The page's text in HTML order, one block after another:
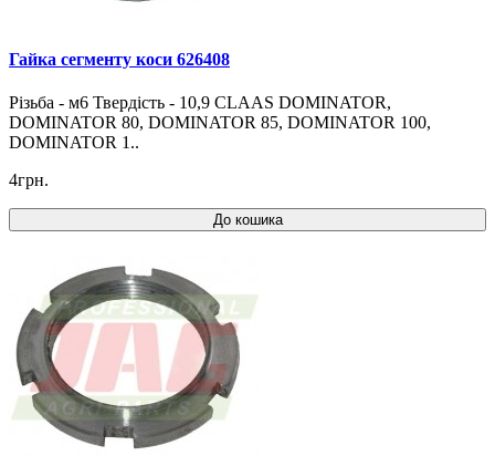
Гайка сегменту коси 626408
Різьба - м6 Твердість - 10,9 CLAAS DOMINATOR,
DOMINATOR 80, DOMINATOR 85, DOMINATOR 100,
DOMINATOR 1..
4грн.
До кошика